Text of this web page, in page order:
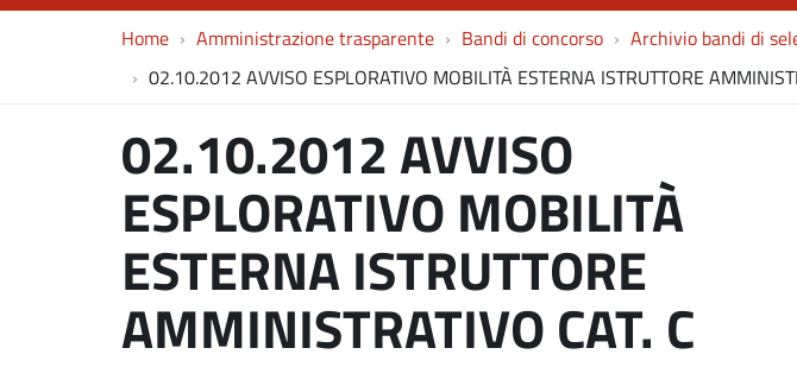
Home Amministrazione trasparente Bandi di concorso Archivio bandi di
02.10.2012 AVVISO ESPLORATIVO MOBILITÀ ESTERNA ISTRUTTORE
02.10.2012 AVVISO
ESPLORATIVO MOBILITÀ
ESTERNA ISTRUTTORE
AMMINISTRATIVO CAT. C